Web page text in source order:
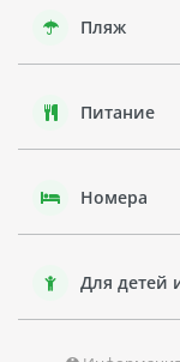
роскошных
Пляж
Питание
Номера
Для детей